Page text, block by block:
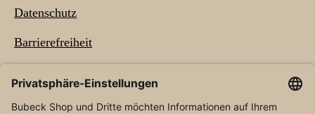
Datenschutz
Barrierefreiheit
NEWSLETTER